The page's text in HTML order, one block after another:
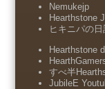
Nemukejp
Hearthstone
ヒキニパの日
Hearthstone
すべ半
JubileE